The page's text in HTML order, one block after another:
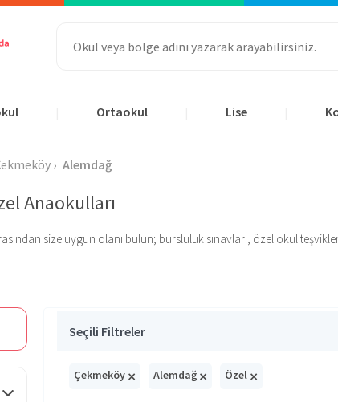
Ortaokul Lise
Alemdağ
Anaokulları
size uygun olanı bulun; bursluluk sınavları, özel okul
Seçili Filtreler
Çekmeköy × Alemdağ × Özel ×